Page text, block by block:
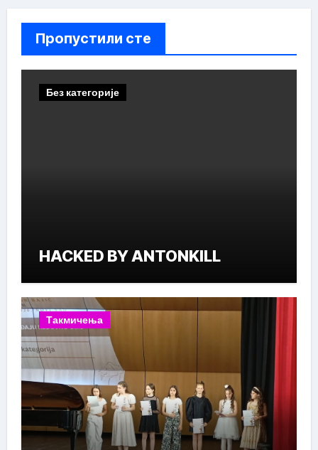
Пропустили сте
Без категорије
HACKED BY ANTONKILL
Такмичења